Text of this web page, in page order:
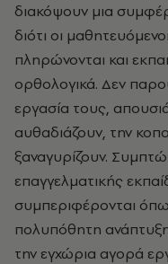
διακόψουν μια
διότι οι
πληρώνονται και
ορθολογικά. Δεν
εργασία τους,
αυθαδιάζουν, την
ξαναγυρίζουν.
επαγγελματικής
συμπεριφέρονται
πολυπόθητη
την εγχώρια αγορά